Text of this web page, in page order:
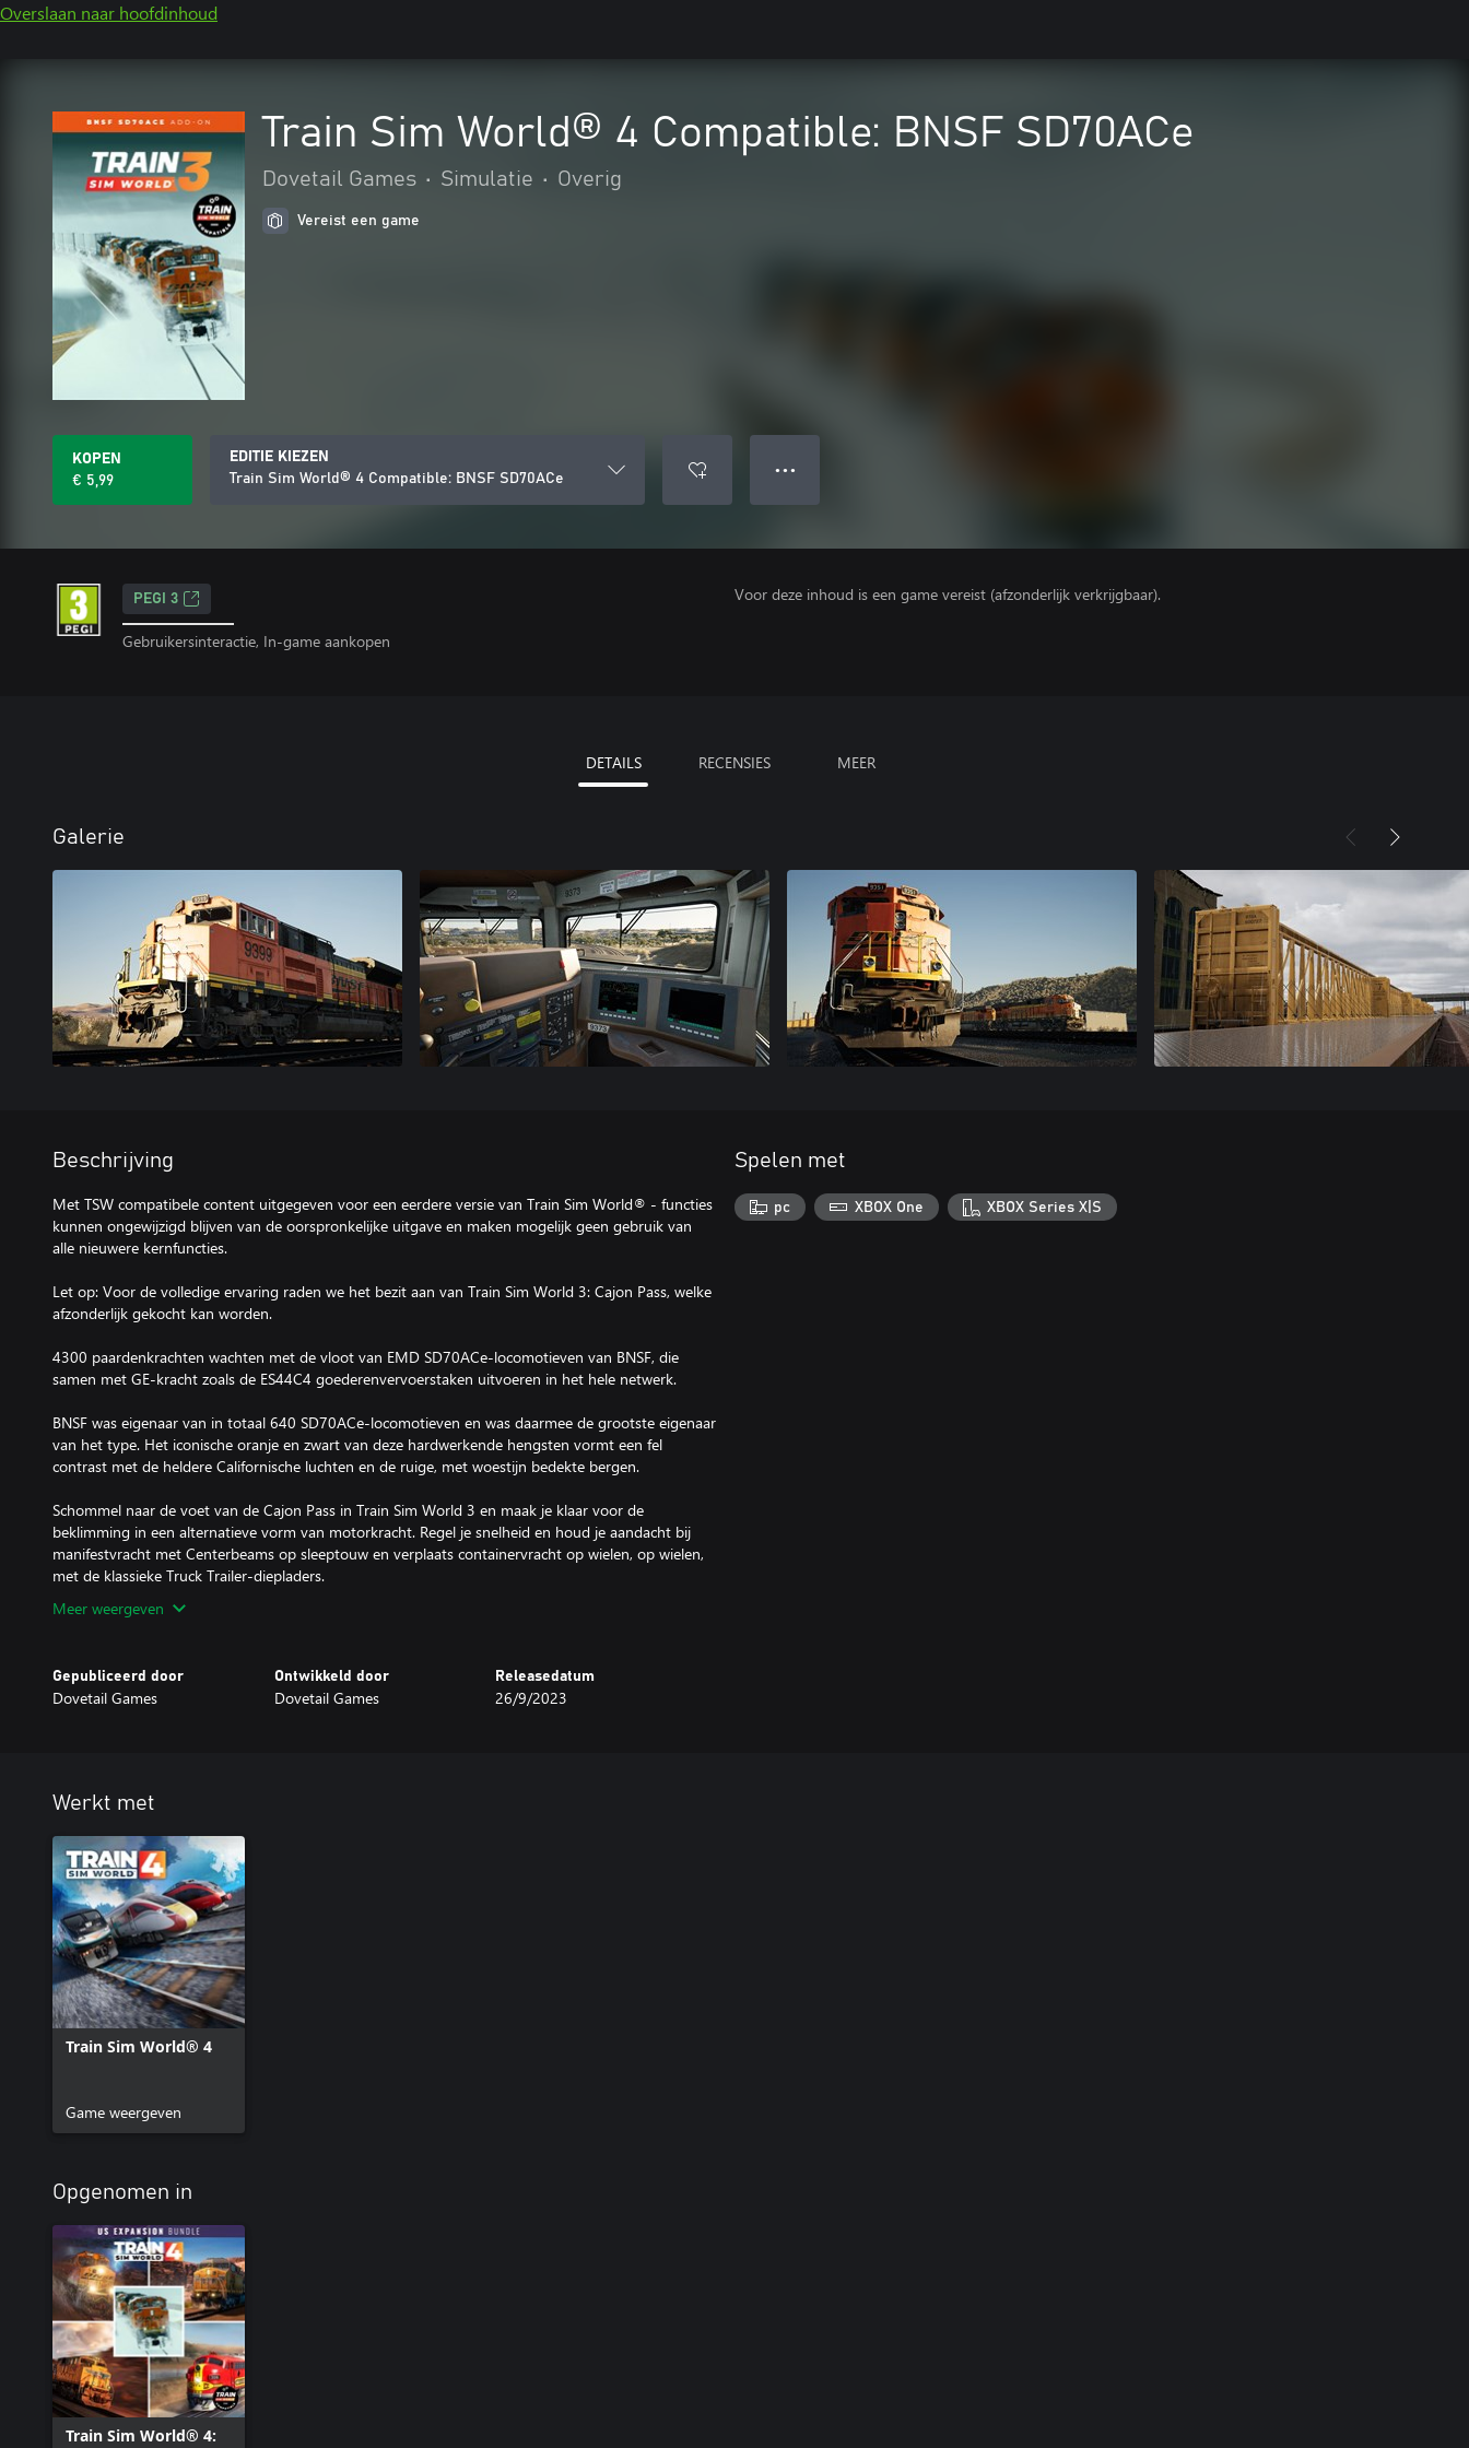
Overslaan naar hoofdinhoud
Train Sim World® 4 Compatible: BNSF SD70ACe
Dovetail Games • Simulatie • Overig
Vereist een game
KOPEN
€ 5,99
EDITIE KIEZEN
Train Sim World® 4 Compatible: BNSF SD70ACe
● ● ●
PEGI 3
Gebruikersinteractie, In-game aankopen
Voor deze inhoud is een game vereist (afzonderlijk verkrijgbaar).
DETAILS RECENSIES MEER
Galerie
Beschrijving
Met TSW compatibele content uitgegeven voor een eerdere versie van Train Sim World® - functies
kunnen ongewijzigd blijven van de oorspronkelijke uitgave en maken mogelijk geen gebruik van
alle nieuwere kernfuncties.
Let op: Voor de volledige ervaring raden we het bezit aan van Train Sim World 3: Cajon Pass, welke
afzonderlijk gekocht kan worden.
4300 paardenkrachten wachten met de vloot van EMD SD70ACe-locomotieven van BNSF, die
samen met GE-kracht zoals de ES44C4 goederenvervoerstaken uitvoeren in het hele netwerk.
BNSF was eigenaar van in totaal 640 SD70ACe-locomotieven en was daarmee de grootste eigenaar
van het type. Het iconische oranje en zwart van deze hardwerkende hengsten vormt een fel
contrast met de heldere Californische luchten en de ruige, met woestijn bedekte bergen.
Schommel naar de voet van de Cajon Pass in Train Sim World 3 en maak je klaar voor de
beklimming in een alternatieve vorm van motorkracht. Regel je snelheid en houd je aandacht bij
manifestvracht met Centerbeams op sleeptouw en verplaats containervracht op wielen, op wielen,
Meer weergeven
Gepubliceerd door
Dovetail Games
Ontwikkeld door
Dovetail Games
Releasedatum
26/9/2023
Spelen met
pc XBOX One XBOX Series X|S
Werkt met
Train Sim World® 4
Game weergeven
Opgenomen in
Train Sim World® 4: